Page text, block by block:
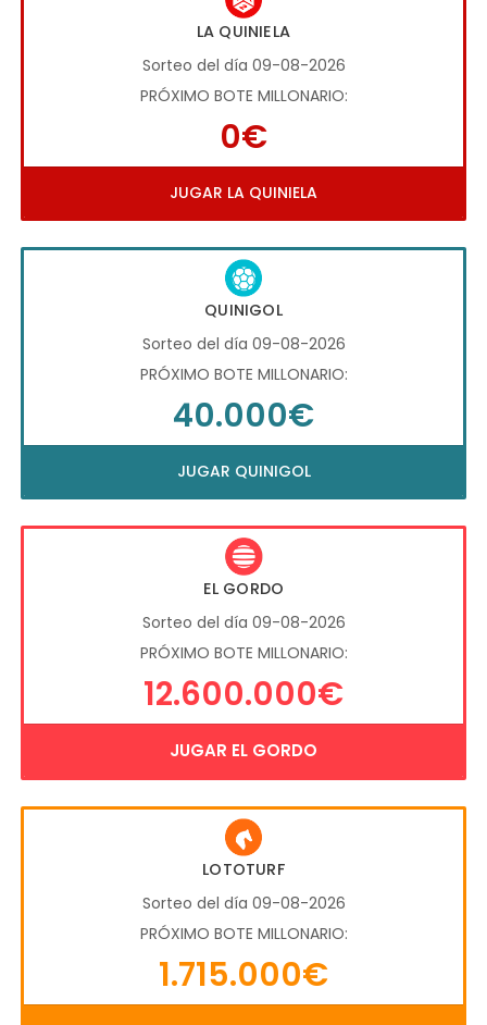
LA QUINIELA
Sorteo del día 09-08-2026
PRÓXIMO BOTE MILLONARIO:
0€
JUGAR LA QUINIELA
QUINIGOL
Sorteo del día 09-08-2026
PRÓXIMO BOTE MILLONARIO:
40.000€
JUGAR QUINIGOL
EL GORDO
Sorteo del día 09-08-2026
PRÓXIMO BOTE MILLONARIO:
12.600.000€
JUGAR EL GORDO
LOTOTURF
Sorteo del día 09-08-2026
PRÓXIMO BOTE MILLONARIO:
1.715.000€